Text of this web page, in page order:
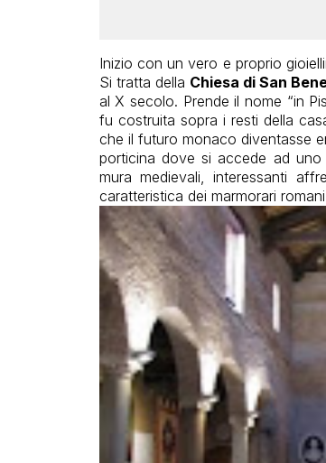
Inizio con un vero e proprio
Si tratta della Chiesa di San
al X secolo. Prende il nome “in
fu costruita sopra i resti della
che il futuro monaco diventasse
porticina dove si accede ad
mura medievali, interessanti
caratteristica dei marmorari